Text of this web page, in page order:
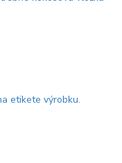
etikete výrobku.